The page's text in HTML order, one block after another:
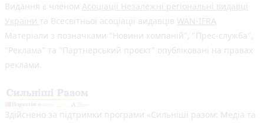
Видання є членом Асоціації Незалежні регіональні видавці
України та Всесвітньої асоціації видавців WAN-IFRA
Матеріали з позначками "Новини компаній", "Прес-служба",
"Реклама" та "Партнерський проєкт" опубліковані на правах
реклами.
Здійснено за підтримки програми «Сильніші разом: Медіа та